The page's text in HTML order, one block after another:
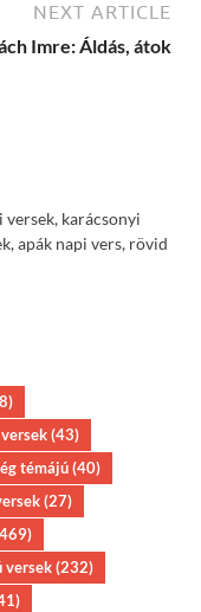
NEXT ARTICLE
Imre: Áldás, átok
versek, karácsonyi
apák napi vers, rövid
(43)
témájú(40)
(27)
versek(232)